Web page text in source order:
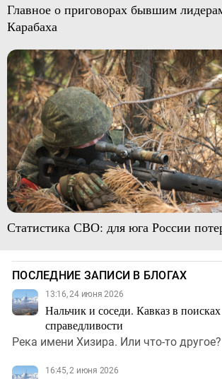
Главное о приговорах бывшим
Карабаха
Статистика СВО: для юга России
ПОСЛЕДНИЕ ЗАПИСИ В БЛОГАХ
13:16, 24 июня 2026
Нальчик и соседи. Кавказ в поисках
справедливости
Река имени Хизира. Или что-то другое?
16:45, 2 июня 2026